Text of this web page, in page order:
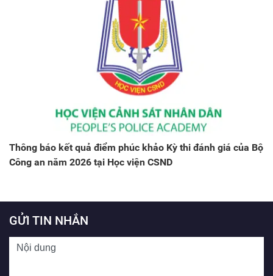
Thông báo kết quả điểm phúc khảo Kỳ thi đánh giá của Bộ
Công an năm 2026 tại Học viện CSND
GỬI TIN NHẮN